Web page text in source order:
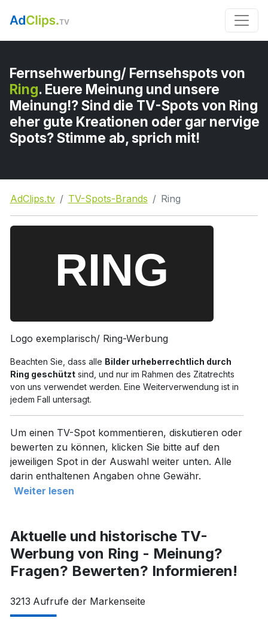
Fernsehwerbung/ Fernsehspots von
Ring. Euere Meinung und unsere
Meinung!? Sind die TV-Spots von Ring
eher gute Kreationen oder gar nervige
Spots? Stimme ab, sprich mit!
AdClips.tv TV-Spots-Brands Ring
Logo exemplarisch/ Ring-Werbung
Beachten Sie, dass alle Bilder urheberrechtlich durch
Ring geschütztsind, und nur im Rahmen des Zitatrechts
von uns verwendet werden. Eine Weiterverwendung ist in
jedem Fall untersagt.
Um einen TV-Spot kommentieren, diskutieren oder
bewerten zu können, klicken Sie bitte auf den
jeweiligen Spot in der Auswahl weiter unten. Alle
darin enthaltenen Angaben ohne Gewähr.
Weiter lesen
Aktuelle und historische TV-
Werbung von Ring - Meinung?
Fragen? Bewerten? Informieren!
3213 Aufrufe der Markenseite